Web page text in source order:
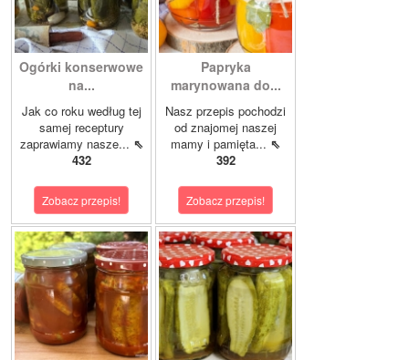
Ogórki konserwowe
na...
Jak co roku według tej
samej receptury
zaprawiamy nasze... ⇖
432
Zobacz przepis!
Papryka
marynowana do...
Nasz przepis pochodzi
od znajomej naszej
mamy i pamięta... ⇖
392
Zobacz przepis!